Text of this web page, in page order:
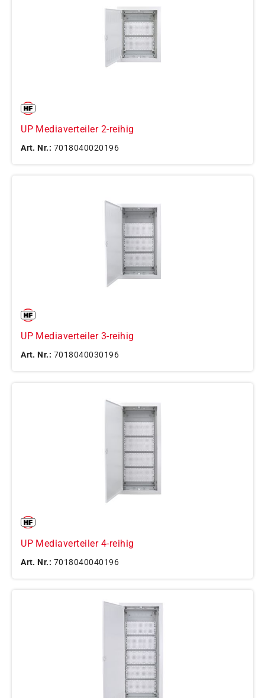
UP Mediaverteiler 2-reihig
Art. Nr.: 7018040020196
UP Mediaverteiler 3-reihig
Art. Nr.: 7018040030196
UP Mediaverteiler 4-reihig
Art. Nr.: 7018040040196